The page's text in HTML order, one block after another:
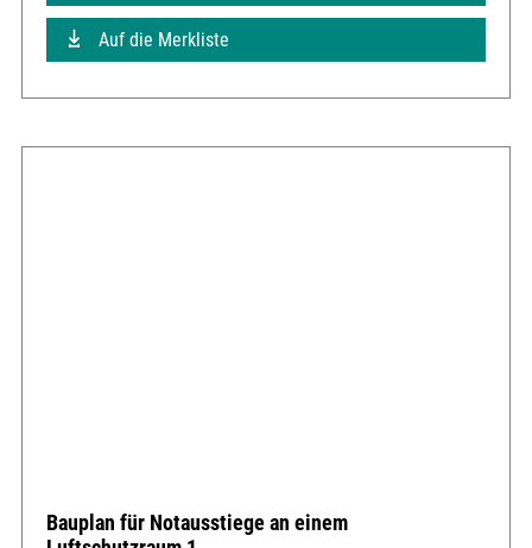
Auf die Merkliste
Bauplan für Notausstiege an einem